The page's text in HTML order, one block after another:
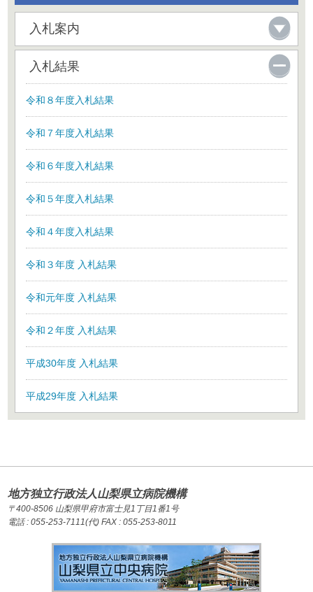
入札案内
入札結果
令和８年度入札結果
令和７年度入札結果
令和６年度入札結果
令和５年度入札結果
令和４年度入札結果
令和３年度 入札結果
令和元年度 入札結果
令和２年度 入札結果
平成30年度 入札結果
平成29年度 入札結果
地方独立行政法人山梨県立病院機構
〒400-8506 山梨県甲府市富士見1丁目1番1号
電話 : 055-253-7111(代) FAX : 055-253-8011